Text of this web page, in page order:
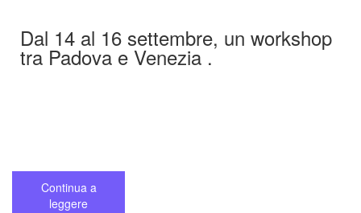
Dal 14 al 16 settembre, un workshop
tra Padova e Venezia .
Continua a
leggere